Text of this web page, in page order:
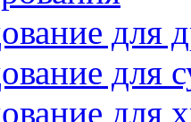
для
для
для